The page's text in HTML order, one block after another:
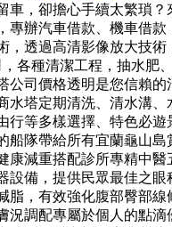
車，卻擔心手續太繁瑣
專辦汽車借款、機車借
，透過高清影像放大技術
各種清潔工程，抽水肥
公司價格透明是您信賴的
水塔定期清洗、清水溝、
行等多樣選擇、特色必遊
船隊帶給所有宜蘭龜山島
康減重搭配診所專精中醫
設備，提供民眾最佳之眼
脂，有效強化腹部臀部線
況調配專屬於個人的點滴